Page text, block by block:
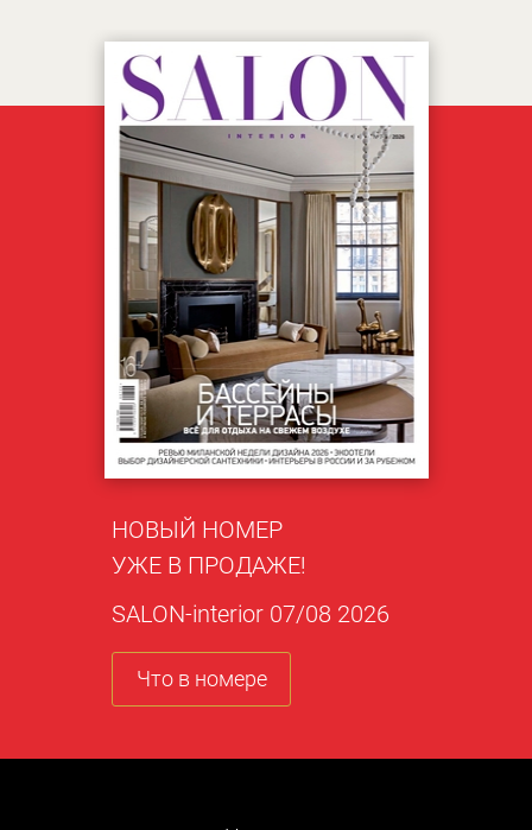
НОВЫЙ НОМЕР
УЖЕ В ПРОДАЖЕ!
SALON-interior 07/08 2026
Что в номере